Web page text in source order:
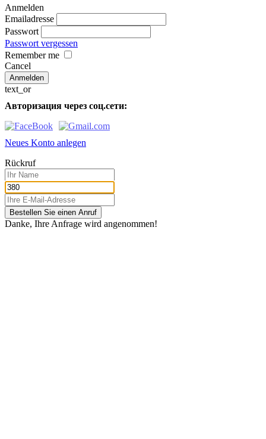
Anmelden
Emailadresse
Passwort
Passwort vergessen
Remember me
Cancel
text_or
Авторизация через соц.сети:
Neues Konto anlegen
Rückruf
Bestellen Sie einen Anruf
Danke, Ihre Anfrage wird angenommen!